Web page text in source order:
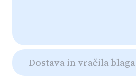
Dostava in vračila blaga